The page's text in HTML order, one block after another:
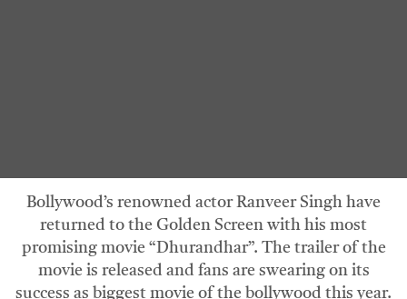
Bollywood’s renowned actor Ranveer Singh have
returned to the Golden Screen with his most
promising movie “Dhurandhar”. The trailer of the
movie is released and fans are swearing on its
success as biggest movie of the bollywood this year.